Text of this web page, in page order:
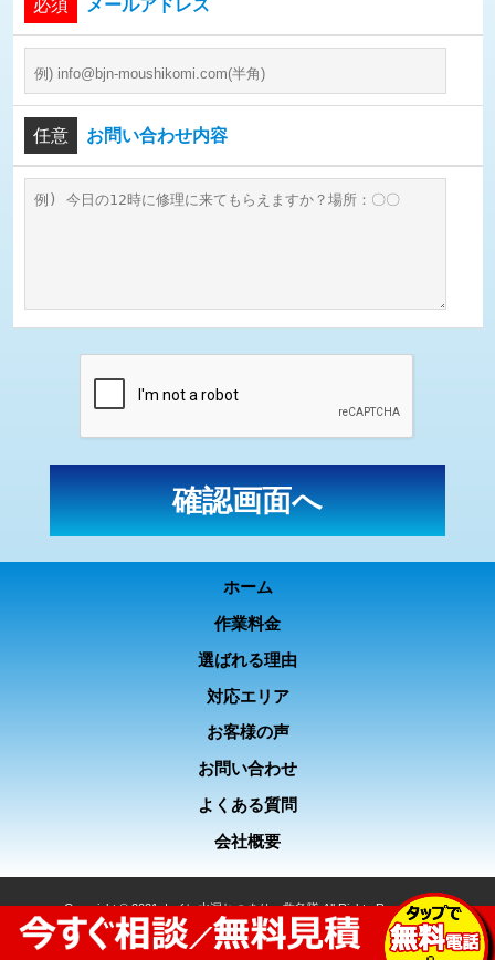
必須 メールアドレス
任意 お問い合わせ内容
ホーム
作業料金
選ばれる理由
対応エリア
お客様の声
お問い合わせ
よくある質問
会社概要
Copyright © 2021 トイレ水漏れつまり、救急隊 All Rights Reserved.